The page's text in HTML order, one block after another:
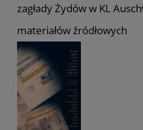
zagłady Żydów w KL
materiałów źródłowych